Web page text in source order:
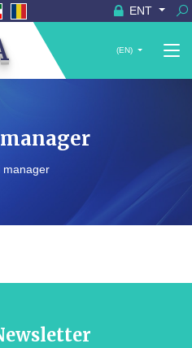
ENT
(EN)
manager